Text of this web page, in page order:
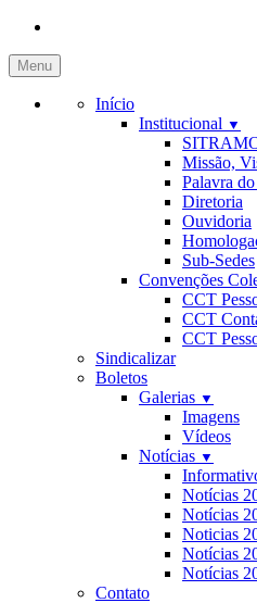
Menu
Início
Institucional ▼
Missão,
Palavra
Diretoria
Ouvidoria
Sub-Sedes
Convenções
CCT
CCT
CCT
Sindicalizar
Boletos
Galerias ▼
Imagens
Vídeos
Notícias ▼
Notícias
Notícias
Noticias
Notícias
Notícias
Contato